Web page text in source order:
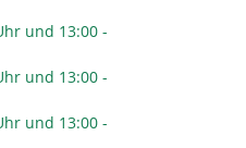
und 13:00 -
und 13:00 -
und 13:00 -